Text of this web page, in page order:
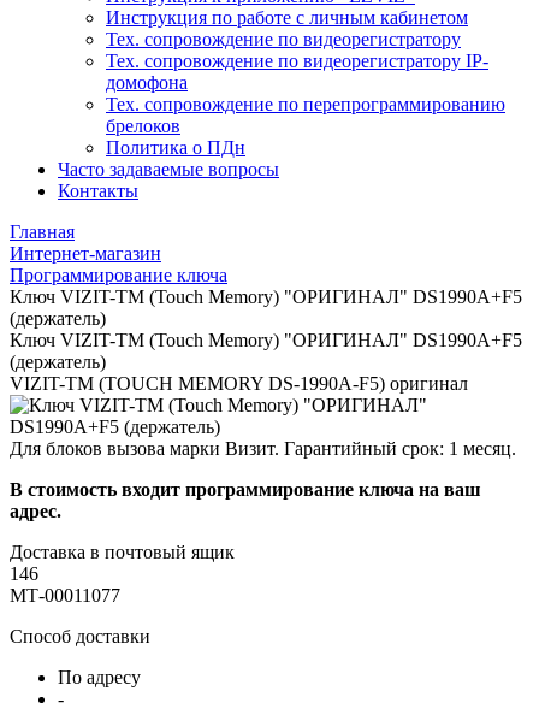
Инструкция по работе с личным кабинетом
Тех. сопровождение по видеорегистратору
Тех. сопровождение по видеорегистратору IP-
домофона
Тех. сопровождение по перепрограммированию
брелоков
Политика о ПДн
Часто задаваемые вопросы
Контакты
Главная
Интернет-магазин
Программирование ключа
Ключ VIZIT-ТМ (Touch Memory) "ОРИГИНАЛ" DS1990A+F5
(держатель)
Ключ VIZIT-ТМ (Touch Memory) "ОРИГИНАЛ" DS1990A+F5
(держатель)
VIZIT-TM (TOUCH MEMORY DS-1990А-F5) оригинал
Для блоков вызова марки Визит. Гарантийный срок: 1 месяц.
В стоимость входит программирование ключа на ваш
адрес.
Доставка в почтовый ящик
146
МТ-00011077
Способ доставки
По адресу
-